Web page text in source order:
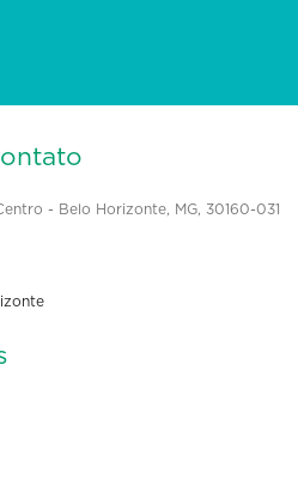
- Belo Horizonte, MG, 30160-031